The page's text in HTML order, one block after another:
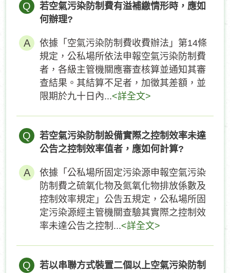
Q
若空氣污染防制費有溢補繳情形時，應如
何辦理?
依據「空氣污染防制費收費辦法」第14條
規定，公私場所依法申報空氣污染防制費
者，各級主管機關應審查核算並通知其審
查結果。其結算不足者，加徵其差額，並
限期於九十日內...<詳全文>
Q
若空氣污染防制設備實際之控制效率未達
公告之控制效率值者，應如何計算?
依據「公私場所固定污染源申報空氣污染
防制費之硫氧化物及氮氧化物排放係數及
控制效率規定」公告五規定，公私場所固
定污染源經主管機關查驗其實際之控制效
率未達公告之控制...<詳全文>
Q
若以串聯方式裝置二個以上空氣污染防制